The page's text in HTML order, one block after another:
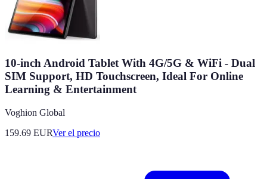
10-inch Android Tablet With 4G/5G & WiFi - Dual
SIM Support, HD Touchscreen, Ideal For Online
Learning & Entertainment​
Voghion Global
159.69 EURVer el precio